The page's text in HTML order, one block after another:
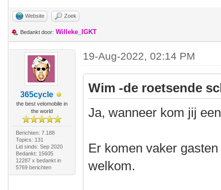
Website Zoek
Bedankt door: Willeke_IGKT
365cycle
the best velomobile in
the world
Berichten: 7.188
Topics: 131
Lid sinds: Sep 2020
Bedankt: 15605
12287 x bedankt in
5769 berichten
19-Aug-2022, 02:14 PM
Wim -de roetsende
Ja, wanneer kom jij
Er komen vaker
welkom.